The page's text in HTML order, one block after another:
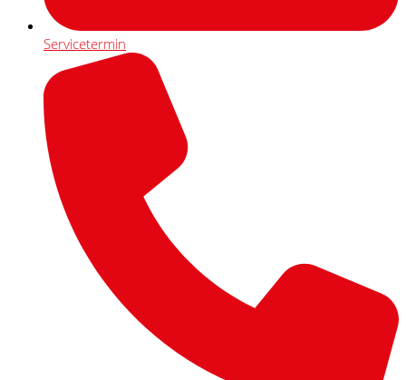
Servicetermin